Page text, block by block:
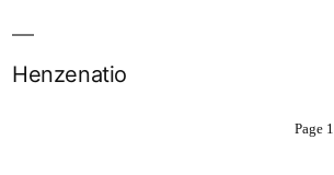
Henzenatio
Page